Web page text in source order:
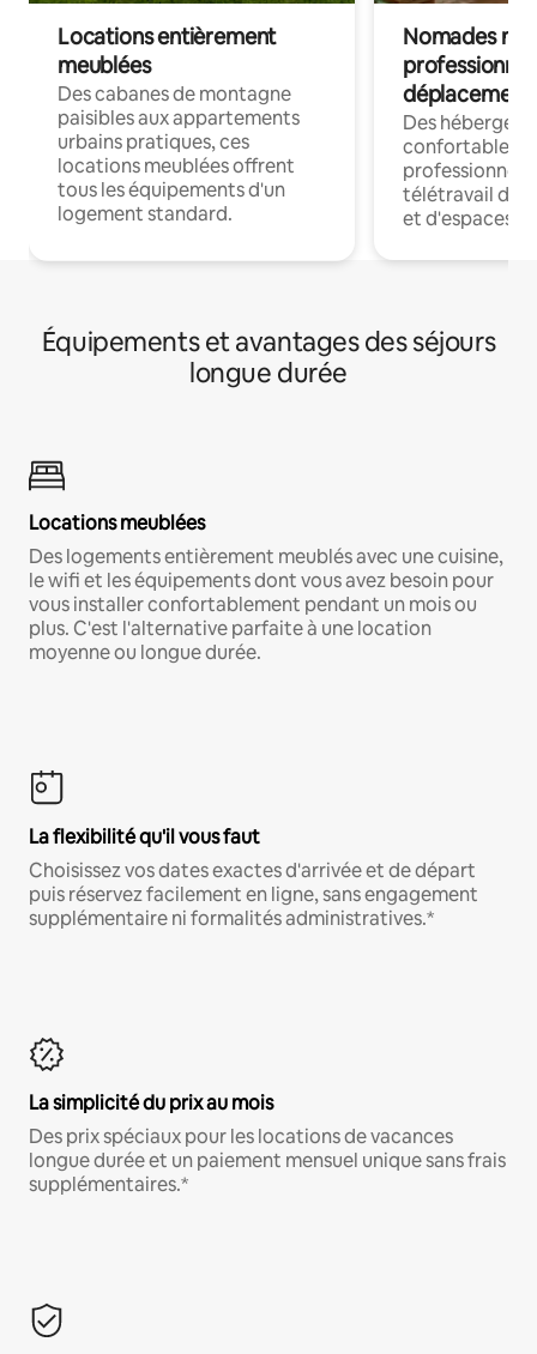
Locations entièrement
meublées
Des cabanes de montagne
paisibles aux appartements
urbains pratiques, ces
locations meublées offrent
tous les équipements d'un
logement standard.
Nomades
déplacement
Des
confortables
professionnels
télétravail
et d'espaces
Équipements et avantages des séjours
longue durée
Locations meublées
Des logements entièrement meublés avec une cuisine,
le wifi et les équipements dont vous avez besoin pour
vous installer confortablement pendant un mois ou
plus. C'est l'alternative parfaite à une location
moyenne ou longue durée.
La flexibilité qu'il vous faut
Choisissez vos dates exactes d'arrivée et de départ
puis réservez facilement en ligne, sans engagement
supplémentaire ni formalités administratives.*
La simplicité du prix au mois
Des prix spéciaux pour les locations de vacances
longue durée et un paiement mensuel unique sans frais
supplémentaires.*